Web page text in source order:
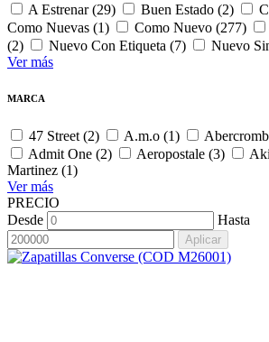
A Estrenar (29) Buen Estado (2)
Como Nuevas (1)
Como Nuevo (277)
(2)
Nuevo Con Etiqueta (7)
Nuevo
Ver más
MARCA
47 Street (2) A.m.o (1)
Admit One (2)
Aeropostale (3)
Martinez (1)
Ver más
PRECIO
Desde
Hasta
Aplicar